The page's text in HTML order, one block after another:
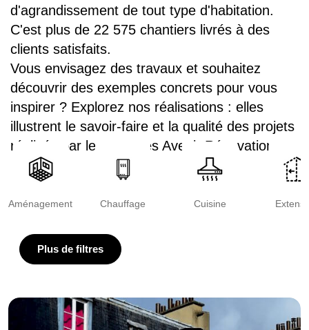
d'agrandissement de tout type d'habitation.
C'est plus de 22 575 chantiers livrés à des
clients satisfaits.
Vous envisagez des travaux et souhaitez
découvrir des exemples concrets pour vous
inspirer ? Explorez nos réalisations : elles
illustrent le savoir-faire et la qualité des projets
réalisés par les agences Avenir Rénovations.
Aménagement Chauffage Cuisine
Plus de filtres